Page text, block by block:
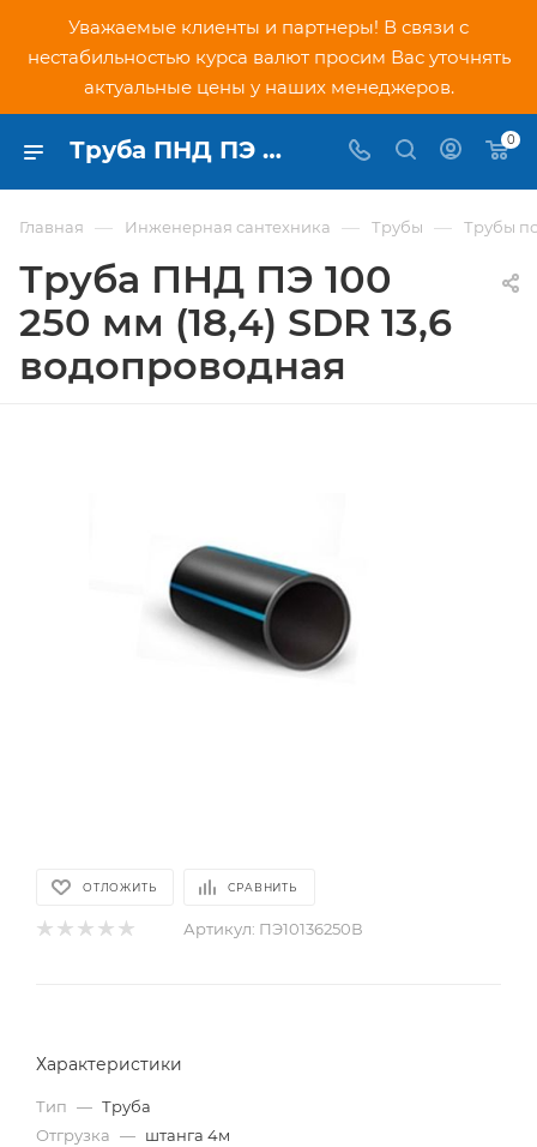
Уважаемые клиенты и партнеры! В связи с
нестабильностью курса валют просим Вас уточнять
актуальные цены у наших менеджеров.
Труба ПНД ПЭ 100 250 мм (18,4) SDR 13,6 водопроводная - купить по низкой цене в Москве, интернет-магазин PNDtech.ru 0
Главная — Инженерная сантехника — Трубы — Трубы
Труба ПНД ПЭ 100
250 мм (18,4) SDR 13,6
водопроводная
ОТЛОЖИТЬ СРАВНИТЬ
Артикул: ПЭ10136250В
Характеристики
Тип — Труба
Отгрузка — штанга 4м